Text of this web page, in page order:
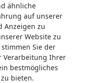
ähnliche
auf unserer
Anzeigen zu
Website zu
Sie der
Verarbeitung Ihrer
bestmögliches
bieten.
& Pool-
bis 468,99€)
Holzschutz /